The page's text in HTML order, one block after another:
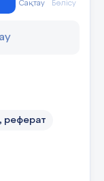
Сақтау Бөлісу
реферат